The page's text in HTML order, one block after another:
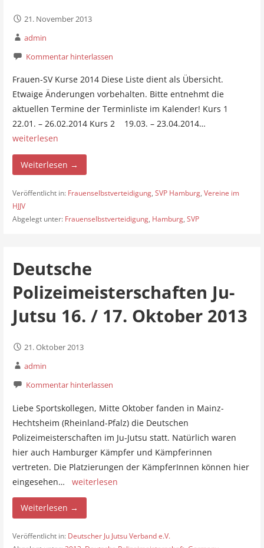
21. November 2013
admin
Kommentar hinterlassen
Frauen-SV Kurse 2014 Diese Liste dient als Übersicht.
Etwaige Änderungen vorbehalten. Bitte entnehmt die
aktuellen Termine der Terminliste im Kalender! Kurs 1
22.01. – 26.02.2014 Kurs 2 19.03. – 23.04.2014…
weiterlesen
Weiterlesen →
Veröffentlicht in: Frauenselbstverteidigung, SVP Hamburg, Vereine im
HJJV
Abgelegt unter: Frauenselbstverteidigung, Hamburg, SVP
Deutsche
Polizeimeisterschaften Ju-
Jutsu 16. / 17. Oktober 2013
21. Oktober 2013
admin
Kommentar hinterlassen
Liebe Sportskollegen, Mitte Oktober fanden in Mainz-
Hechtsheim (Rheinland-Pfalz) die Deutschen
Polizeimeisterschaften im Ju-Jutsu statt. Natürlich waren
hier auch Hamburger Kämpfer und Kämpferinnen
vertreten. Die Platzierungen der KämpferInnen können hier
eingesehen… weiterlesen
Weiterlesen →
Veröffentlicht in: Deutscher Ju Jutsu Verband e.V.